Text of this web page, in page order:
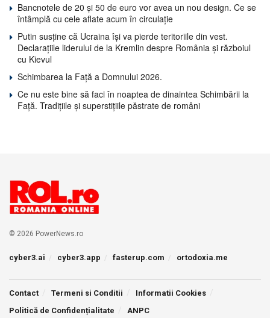
Bancnotele de 20 și 50 de euro vor avea un nou design. Ce se
întâmplă cu cele aflate acum în circulație
Putin susține că Ucraina își va pierde teritoriile din vest.
Declarațiile liderului de la Kremlin despre România și războiul
cu Kievul
Schimbarea la Față a Domnului 2026.
Ce nu este bine să faci în noaptea de dinaintea Schimbării la
Față. Tradițiile și superstițiile păstrate de români
© 2026 PowerNews.ro
cyber3.ai cyber3.app fasterup.com ortodoxia.me
Contact Termeni si Conditii
Informatii Cookies
Politică de Confidențialitate
ANPC